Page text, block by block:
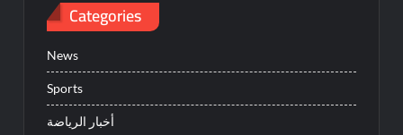
Categories
News
Sports
أخبار الرياضة